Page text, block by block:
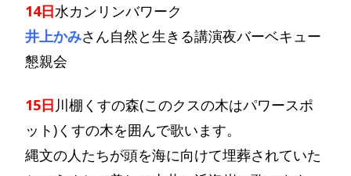
14日水カンリンバワーク
井上かみさん自然と生きる講演夜バーベキュー
懇親会
15日 川棚くすの森(このクスの木はパワースポ
ット)くすの木を囲んで歌います。
縄文の人たちが頭を海に向けて埋葬されていた